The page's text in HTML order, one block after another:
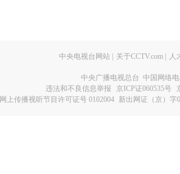
中央电视台网站 关于CCTV.com 人
中央广播电视总台 中国网络
违法和不良信息举报
京ICP证060535号
网上传播视听节目许可证号 0102004 新出网证（京）